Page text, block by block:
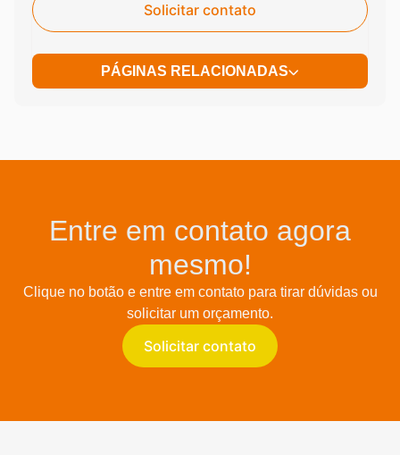
Solicitar contato
PÁGINAS RELACIONADAS
Entre em contato agora
mesmo!
Clique no botão e entre em contato para tirar dúvidas ou
solicitar um orçamento.
Solicitar contato